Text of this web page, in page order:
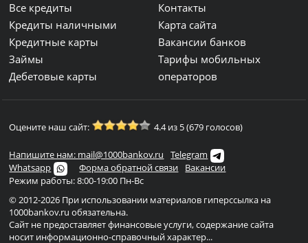
Все кредиты
Кредиты наличными
Кредитные карты
Займы
Дебетовые карты
Контакты
Карта сайта
Вакансии банков
Тарифы мобильных
операторов
Оцените наш сайт: 4.4 из 5 (679 голосов)
Напишите нам: mail@1000bankov.ru
Telegram
Whatsapp
Форма обратной связи
Вакансии
Режим работы: 8:00-19:00 Пн-Вс
© 2012-2026 При использовании материалов гиперссылка на
1000bankov.ru обязательна.
Сайт не предоставляет финансовые услуги, содержание сайта
носит информационно-справочный характер...